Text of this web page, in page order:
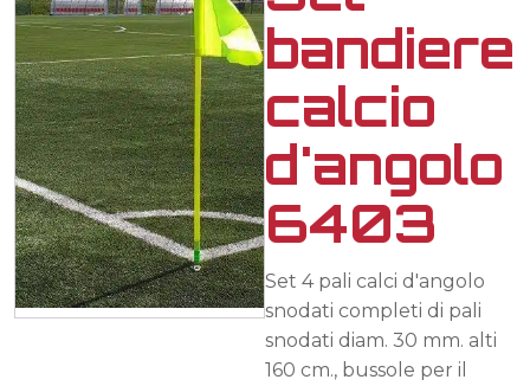
bandiere
calcio
d'angolo
6403
Set 4 pali calci d'angolo
snodati completi di pali
snodati diam. 30 mm. alti
160 cm., bussole per il